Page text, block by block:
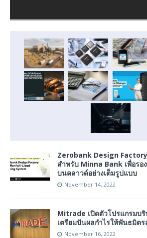
Zerobank Design
สำหรับ Minna Bank เพื่อรอ
บนคลาวด์อย่างเต็มรูปแบบ
November 14, 2022
Mitrade เปิดตัวโปรแกรมบริ
เตรียมปันผลกำไรให้พันธมิตร
November 16, 2022